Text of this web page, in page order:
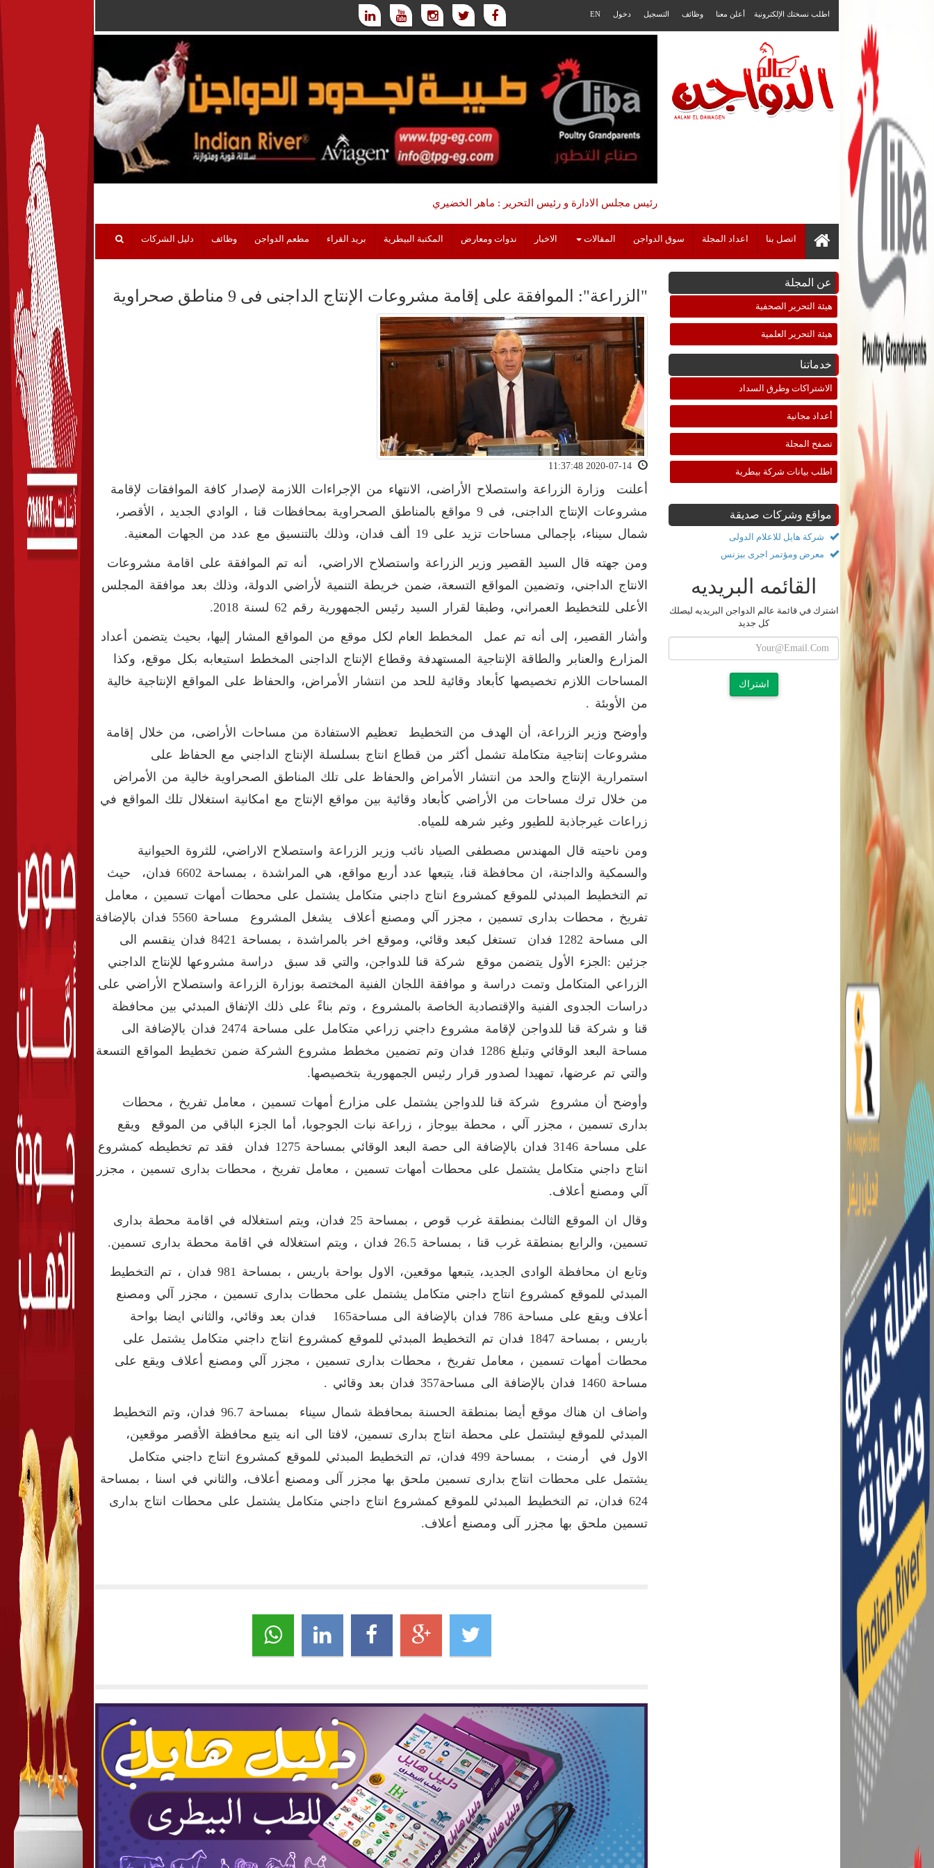
اطلب نسختك الإلكترونية أعلن معنا وظائف التسجيل دخول EN
رئيس مجلس الادارة و رئيس التحرير : ماهر الخضيري
اتصل بنا اعداد المجلة سوق الدواجن المقالات الاخبار ندوات ومعارض المكتبة البيطرية بريد القراء مطعم الدواجن وظائف دليل الشركات
عن المجلة
هيئة التحرير الصحفية
هيئة التحرير العلمية
خدماتنا
الاشتراكات وطرق السداد
أعداد مجانية
تصفح المجلة
اطلب بيانات شركة بيطرية
مواقع وشركات صديقة
شركة هايل للاعلام الدولى
معرض ومؤتمر اجرى بيزنس
القائمه البريديه
اشترك في قائمة عالم الدواجن البريديه ليصلك
كل جديد
اشتراك
"الزراعة": الموافقة على إقامة مشروعات الإنتاج الداجنى فى 9 مناطق صحراوية
أعلنت وزارة الزراعة واستصلاح الأراضى، الانتهاء من الإجراءات اللازمة لإصدار كافة الموافقات لإقامة
مشروعات الإنتاج الداجنى، فى 9 مواقع بالمناطق الصحراوية بمحافظات قنا ، الوادي الجديد ، الأقصر،
شمال سيناء، بإجمالى مساحات تزيد على 19 ألف فدان، وذلك بالتنسيق مع عدد من الجهات المعنية.
ومن جهته قال السيد القصير وزير الزراعة واستصلاح الاراضي، أنه تم الموافقة على اقامة مشروعات
الانتاج الداجني، وتضمين المواقع التسعة، ضمن خريطة التنمية لأراضي الدولة، وذلك بعد موافقة المجلس
الأعلى للتخطيط العمراني، وطبقا لقرار السيد رئيس الجمهورية رقم 62 لسنة 2018.
وأشار القصير، إلى أنه تم عمل المخطط العام لكل موقع من المواقع المشار إليها، بحيث يتضمن أعداد
المزارع والعنابر والطاقة الإنتاجية المستهدفة وقطاع الإنتاج الداجنى المخطط استيعابه بكل موقع، وكذا
المساحات اللازم تخصيصها كأبعاد وقائية للحد من انتشار الأمراض، والحفاظ على المواقع الإنتاجية خالية
من الأوبئة .
وأوضح وزير الزراعة، أن الهدف من التخطيط تعظيم الاستفادة من مساحات الأراضى، من خلال إقامة
مشروعات إنتاجية متكاملة تشمل أكثر من قطاع انتاج بسلسلة الإنتاج الداجني مع الحفاظ على
استمرارية الإنتاج والحد من انتشار الأمراض والحفاظ على تلك المناطق الصحراوية خالية من الأمراض
من خلال ترك مساحات من الأراضي كأبعاد وقائية بين مواقع الإنتاج مع امكانية استغلال تلك المواقع في
زراعات غيرجاذبة للطيور وغير شرهه للمياه.
ومن ناحيته قال المهندس مصطفى الصياد نائب وزير الزراعة واستصلاح الاراضي، للثروة الحيوانية
والسمكية والداجنة، ان محافظة قنا، يتبعها عدد أربع مواقع، هي المراشدة ، بمساحة 6602 فدان، حيث
تم التخطيط المبدئي للموقع كمشروع انتاج داجني متكامل يشتمل على محطات أمهات تسمين ، معامل
تفريخ ، محطات بدارى تسمين ، مجزر آلي ومصنع أعلاف يشغل المشروع مساحة 5560 فدان بالإضافة
الى مساحة 1282 فدان تستغل كبعد وقائي، وموقع اخر بالمراشدة ، بمساحة 8421 فدان ينقسم الى
جزئين :الجزء الأول يتضمن موقع شركة قنا للدواجن، والتي قد سبق دراسة مشروعها للإنتاج الداجني
الزراعي المتكامل وتمت دراسة و موافقة اللجان الفنية المختصة بوزارة الزراعة واستصلاح الأراضي على
دراسات الجدوى الفنية والإقتصادية الخاصة بالمشروع ، وتم بناءً على ذلك الإتفاق المبدئي بين محافظة
قنا و شركة قنا للدواجن لإقامة مشروع داجني زراعي متكامل على مساحة 2474 فدان بالإضافة الى
مساحة البعد الوقائي وتبلغ 1286 فدان وتم تضمين مخطط مشروع الشركة ضمن تخطيط المواقع التسعة
والتي تم عرضها، تمهيدا لصدور قرار رئيس الجمهورية بتخصيصها.
وأوضح أن مشروع شركة قنا للدواجن يشتمل على مزارع أمهات تسمين ، معامل تفريخ ، محطات
بدارى تسمين ، مجزر آلي ، محطة بيوجاز ، زراعة نبات الجوجوبا، أما الجزء الباقي من الموقع ويقع
على مساحة 3146 فدان بالإضافة الى حصة البعد الوقائي بمساحة 1275 فدان فقد تم تخطيطه كمشروع
انتاج داجني متكامل يشتمل على محطات أمهات تسمين ، معامل تفريخ ، محطات بدارى تسمين ، مجزر
آلي ومصنع أعلاف.
وقال ان الموقع الثالث بمنطقة غرب قوص ، بمساحة 25 فدان، ويتم استغلاله في اقامة محطة بدارى
تسمين، والرابع بمنطقة غرب قنا ، بمساحة 26.5 فدان ، ويتم استغلاله في اقامة محطة بدارى تسمين.
وتابع ان محافظة الوادى الجديد، يتبعها موقعين، الاول بواحة باريس ، بمساحة 981 فدان ، تم التخطيط
المبدئي للموقع كمشروع انتاج داجني متكامل يشتمل على محطات بدارى تسمين ، مجزر آلي ومصنع
أعلاف ويقع على مساحة 786 فدان بالإضافة الى مساحة165 فدان بعد وقائي، والثاني ايضا بواحة
باريس ، بمساحة 1847 فدان تم التخطيط المبدئي للموقع كمشروع انتاج داجني متكامل يشتمل على
محطات أمهات تسمين ، معامل تفريخ ، محطات بدارى تسمين ، مجزر آلي ومصنع أعلاف ويقع على
مساحة 1460 فدان بالإضافة الى مساحة357 فدان بعد وقائي .
واضاف ان هناك موقع أيضا بمنطقة الحسنة بمحافظة شمال سيناء بمساحة 96.7 فدان، وتم التخطيط
المبدئي للموقع ليشتمل على محطة انتاج بدارى تسمين، لافتا الى انه يتبع محافظة الأقصر موقعين،
الاول في أرمنت ، بمساحة 499 فدان، تم التخطيط المبدئي للموقع كمشروع انتاج داجني متكامل
يشتمل على محطات انتاج بدارى تسمين ملحق بها مجزر آلى ومصنع أعلاف، والثاني في اسنا ، بمساحة
624 فدان، تم التخطيط المبدئي للموقع كمشروع انتاج داجني متكامل يشتمل على محطات انتاج بدارى
تسمين ملحق بها مجزر آلى ومصنع أعلاف.